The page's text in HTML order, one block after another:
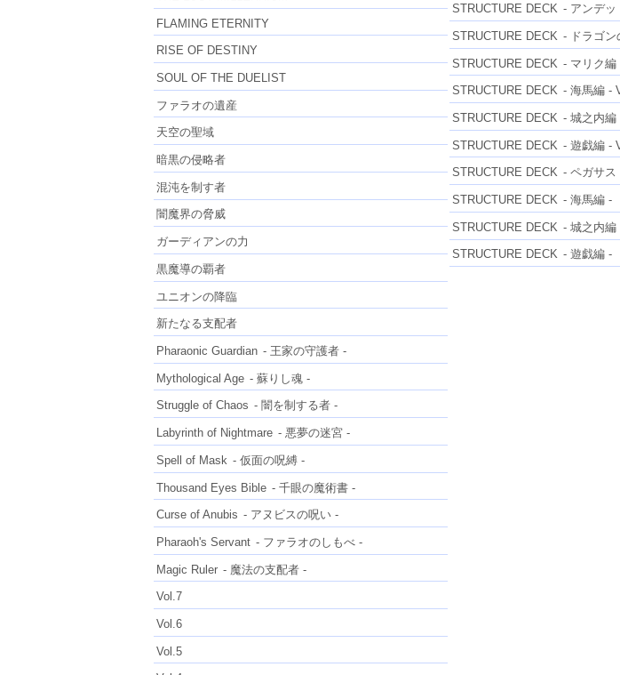
FLAMING ETERNITY
RISE OF DESTINY
SOUL OF THE DUELIST
ファラオの遺産
天空の聖域
暗黒の侵略者
混沌を制す者
闇魔界の脅威
ガーディアンの力
黒魔導の覇者
ユニオンの降臨
新たなる支配者
Pharaonic Guardian - 王家の守護者 -
Mythological Age - 蘇りし魂 -
Struggle of Chaos - 闇を制する者 -
Labyrinth of Nightmare - 悪夢の迷宮 -
Spell of Mask - 仮面の呪縛 -
Thousand Eyes Bible - 千眼の魔術書 -
Curse of Anubis - アヌビスの呪い -
Pharaoh's Servant - ファラオのしもべ -
Magic Ruler - 魔法の支配者 -
Vol.7
Vol.6
Vol.5
STRUCTURE DECK - アンデッ
STRUCTURE DECK - ドラゴン
STRUCTURE DECK - マリク編
STRUCTURE DECK - 海馬編 -
STRUCTURE DECK - 城之内編
STRUCTURE DECK - 遊戯編 -
STRUCTURE DECK - ペガサス
STRUCTURE DECK - 海馬編 -
STRUCTURE DECK - 城之内編
STRUCTURE DECK - 遊戯編 -